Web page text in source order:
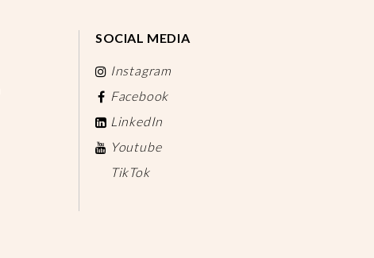
SOCIAL MEDIA
Instagram
Facebook
LinkedIn
Youtube
TikTok